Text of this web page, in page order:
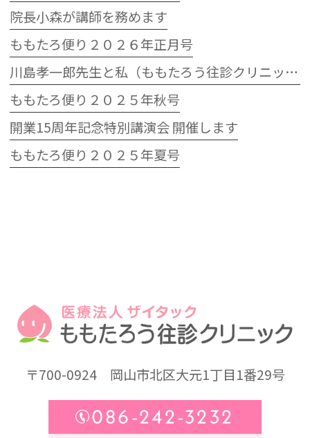
院長小森が講師を務めます
ももたろ便り２０２６年正月号
川島孝一郎先生と私（ももたろう往診クリニック開院15周年記念特別講演会）
ももたろ便り２０２５年秋号
開業15周年記念特別講演会 開催します
ももたろ便り２０２５年夏号
〒700-0924岡山市北区大元1丁目1番29号
086-242-3232